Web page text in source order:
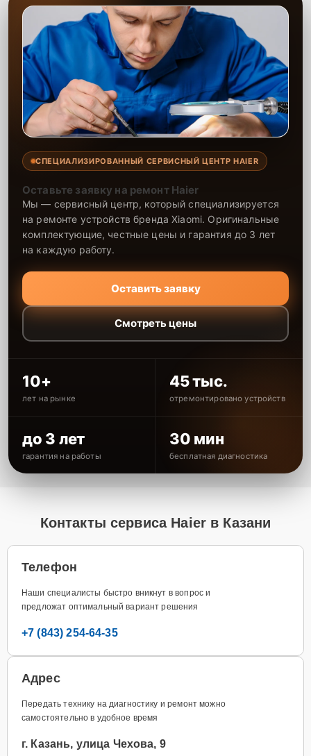
СПЕЦИАЛИЗИРОВАННЫЙ СЕРВИСНЫЙ ЦЕНТР HAIER
Оставьте заявку на ремонт Haier
Мы — сервисный центр, который специализируется
на ремонте устройств бренда Xiaomi. Оригинальные
комплектующие, честные цены и гарантия до 3 лет
на каждую работу.
Оставить заявку
Смотреть цены
10+
лет на рынке
45 тыс.
отремонтировано устройств
до 3 лет
гарантия на работы
30 мин
бесплатная диагностика
Контакты сервиса Haier в Казани
Телефон
Наши специалисты быстро вникнут в вопрос и
предложат оптимальный вариант решения
+7 (843) 254-64-35
Адрес
Передать технику на диагностику и ремонт можно
самостоятельно в удобное время
г. Казань, улица Чехова, 9